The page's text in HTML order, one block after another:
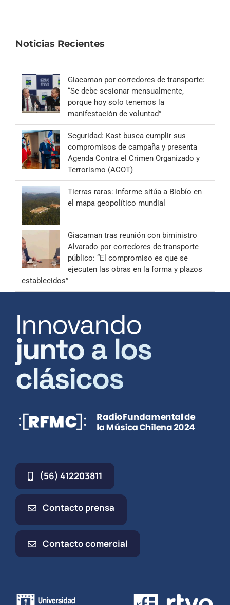
Noticias Recientes
Giacaman por corredores de transporte:
“Se debe sesionar mensualmente,
porque hoy solo tenemos la
manifestación de voluntad”
Seguridad: Kast busca cumplir sus
compromisos de campaña y presenta
Agenda Contra el Crimen Organizado y
Terrorismo (ACOT)
Tierras raras: Informe sitúa a Biobío en
el mapa geopolítico mundial
Giacaman tras reunión con biministro
Alvarado por corredores de transporte
público: “El compromiso es que se
ejecuten las obras en la forma y plazos
establecidos”
Innovando
junto a los
clásicos
(56) 412203811
Contacto prensa
Contacto comercial